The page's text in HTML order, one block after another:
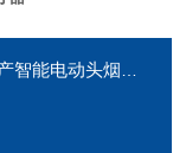
烟通风电动执行器